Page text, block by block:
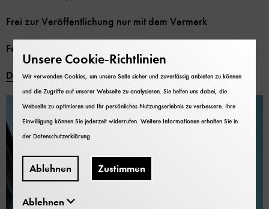
Frei zur Veröffentlichung nur mit dem Vermerk
Foto: Deutsches Museum
Download
Unsere Cookie-Richtlinien
Wir verwenden Cookies, um unsere Seite sicher und zuverlässig anbieten zu können
und die Zugriffe auf unserer Webseite zu analysieren. Sie helfen uns dabei, die
Webseite zu optimieren und Ihr persönliches Nutzungserlebnis zu verbessern. Ihre
Einwilligung können Sie jederzeit widerrufen. Weitere Informationen erhalten Sie in
derDatenschutzerklärung.
Ablehnen Zustimmen
Ablehnen